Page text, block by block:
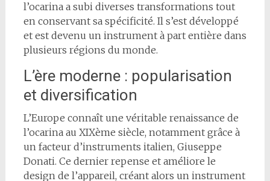
l’ocarina a subi diverses transformations tout
en conservant sa spécificité. Il s’est développé
et est devenu un instrument à part entière dans
plusieurs régions du monde.
L’ère moderne : popularisation
et diversification
L’Europe connaît une véritable renaissance de
l’ocarina au XIXème siècle, notamment grâce à
un facteur d’instruments italien, Giuseppe
Donati. Ce dernier repense et améliore le
design de l’appareil, créant alors un instrument